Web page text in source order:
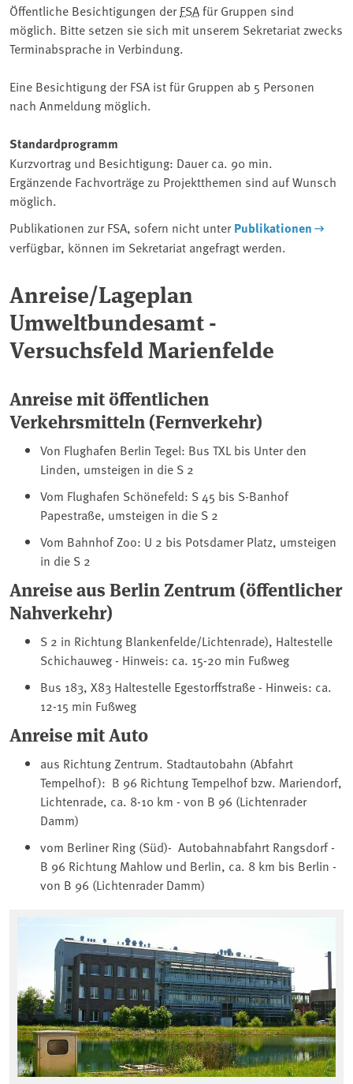
Öffentliche Besichtigungen derFSAfür Gruppen sind
möglich. Bitte setzen sie sich mit unserem Sekretariat zwecks
Terminabsprache in Verbindung.
Eine Besichtigung der FSA ist für Gruppen ab 5 Personen
nach Anmeldung möglich.
Standardprogramm
Kurzvortrag und Besichtigung: Dauer ca. 90 min.
Ergänzende Fachvorträge zu Projektthemen sind auf Wunsch
möglich.
Publikationen zur FSA, sofern nicht unterPublikationen
verfügbar, können im Sekretariat angefragt werden.
Anreise/Lageplan
Umweltbundesamt -
Versuchsfeld Marienfelde
Anreise mit öffentlichen
Verkehrsmitteln (Fernverkehr)
Von Flughafen Berlin Tegel: Bus TXL bis Unter den
Linden, umsteigen in die S 2
Vom Flughafen Schönefeld: S 45 bis S-Banhof
Papestraße, umsteigen in die S 2
Vom Bahnhof Zoo: U 2 bis Potsdamer Platz, umsteigen
in die S 2
Anreise aus Berlin Zentrum (öffentlicher
Nahverkehr)
S 2 in Richtung Blankenfelde/Lichtenrade), Haltestelle
Schichauweg - Hinweis: ca. 15-20 min Fußweg
Bus 183, X83 Haltestelle Egestorffstraße - Hinweis: ca.
12-15 min Fußweg
Anreise mit Auto
aus Richtung Zentrum. Stadtautobahn (Abfahrt
Tempelhof): B 96 Richtung Tempelhof bzw. Mariendorf,
Lichtenrade, ca. 8-10 km - von B 96 (Lichtenrader
Damm)
vom Berliner Ring (Süd)- Autobahnabfahrt Rangsdorf -
B 96 Richtung Mahlow und Berlin, ca. 8 km bis Berlin -
von B 96 (Lichtenrader Damm)